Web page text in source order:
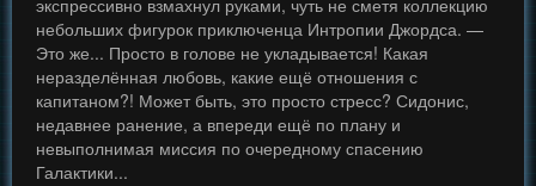
экспрессивно взмахнул руками, чуть не сметя коллекцию
небольших фигурок приключенца Интропии Джордса. —
Это же... Просто в голове не укладывается! Какая
неразделённая любовь, какие ещё отношения с
капитаном?! Может быть, это просто стресс? Сидонис,
недавнее ранение, а впереди ещё по плану и
невыполнимая миссия по очередному спасению
Галактики...